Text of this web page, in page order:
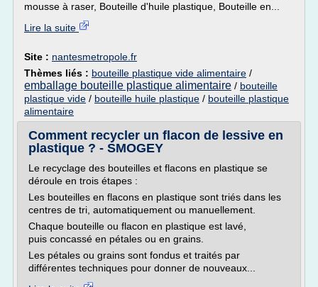
mousse à raser, Bouteille d'huile plastique, Bouteille en...
Lire la suite
Site : nantesmetropole.fr
Thèmes liés : bouteille plastique vide alimentaire /
emballage bouteille plastique alimentaire / bouteille
plastique vide / bouteille huile plastique / bouteille plastique
alimentaire
Comment recycler un flacon de lessive en
plastique ? - SMOGEY
Le recyclage des bouteilles et flacons en plastique se
déroule en trois étapes :
Les bouteilles en flacons en plastique sont triés dans les
centres de tri, automatiquement ou manuellement.
Chaque bouteille ou flacon en plastique est lavé,
puis concassé en pétales ou en grains.
Les pétales ou grains sont fondus et traités par
différentes techniques pour donner de nouveaux...